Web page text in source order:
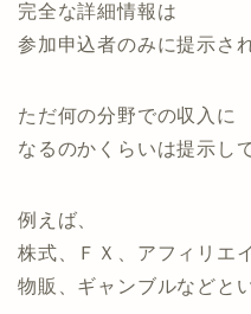
完全な詳細情報は
参加申込者のみに提示さ
ただ何の分野での収入に
なるのかくらいは提示し
例えば、
株式、ＦＸ、アフィリエ
物販、ギャンブルなどと